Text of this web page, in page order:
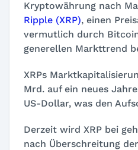
Kryptowährung nach
Ripple (XRP), einen
vermutlich durch
generellen Markttrend
XRPs
Mrd. auf ein neues
US-Dollar, was den
Derzeit wird XRP bei
nach Überschreitung